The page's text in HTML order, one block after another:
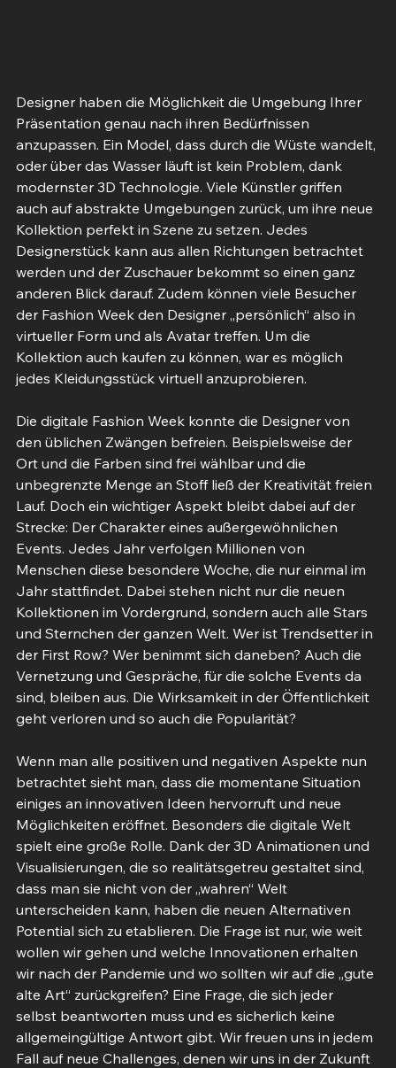
Designer haben die Möglichkeit die Umgebung Ihrer
Präsentation genau nach ihren Bedürfnissen
anzupassen. Ein Model, dass durch die Wüste wandelt,
oder über das Wasser läuft ist kein Problem, dank
modernster 3D Technologie. Viele Künstler griffen
auch auf abstrakte Umgebungen zurück, um ihre neue
Kollektion perfekt in Szene zu setzen. Jedes
Designerstück kann aus allen Richtungen betrachtet
werden und der Zuschauer bekommt so einen ganz
anderen Blick darauf. Zudem können viele Besucher
der Fashion Week den Designer „persönlich“ also in
virtueller Form und als Avatar treffen. Um die
Kollektion auch kaufen zu können, war es möglich
jedes Kleidungsstück virtuell anzuprobieren.
Die digitale Fashion Week konnte die Designer von
den üblichen Zwängen befreien. Beispielsweise der
Ort und die Farben sind frei wählbar und die
unbegrenzte Menge an Stoff ließ der Kreativität freien
Lauf. Doch ein wichtiger Aspekt bleibt dabei auf der
Strecke: Der Charakter eines außergewöhnlichen
Events. Jedes Jahr verfolgen Millionen von
Menschen diese besondere Woche, die nur einmal im
Jahr stattfindet. Dabei stehen nicht nur die neuen
Kollektionen im Vordergrund, sondern auch alle Stars
und Sternchen der ganzen Welt. Wer ist Trendsetter in
der First Row? Wer benimmt sich daneben? Auch die
Vernetzung und Gespräche, für die solche Events da
sind, bleiben aus. Die Wirksamkeit in der Öffentlichkeit
geht verloren und so auch die Popularität?
Wenn man alle positiven und negativen Aspekte nun
betrachtet sieht man, dass die momentane Situation
einiges an innovativen Ideen hervorruft und neue
Möglichkeiten eröffnet. Besonders die digitale Welt
spielt eine große Rolle. Dank der 3D Animationen und
Visualisierungen, die so realitätsgetreu gestaltet sind,
dass man sie nicht von der „wahren“ Welt
unterscheiden kann, haben die neuen Alternativen
Potential sich zu etablieren. Die Frage ist nur, wie weit
wollen wir gehen und welche Innovationen erhalten
wir nach der Pandemie und wo sollten wir auf die „gute
alte Art“ zurückgreifen? Eine Frage, die sich jeder
selbst beantworten muss und es sicherlich keine
allgemeingültige Antwort gibt. Wir freuen uns in jedem
Fall auf neue Challenges, denen wir uns in der Zukunft